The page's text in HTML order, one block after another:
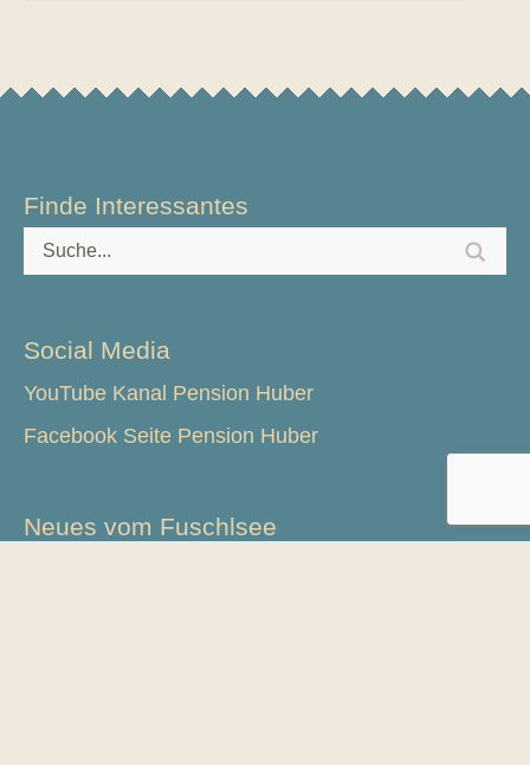
Finde Interessantes
Social Media
YouTube Kanal Pension Huber
Facebook Seite Pension Huber
Neues vom Fuschlsee